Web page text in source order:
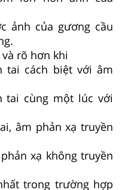
ảnh của gương cầu
rõ hơn khi
tai cách biệt với âm
tai cùng một lúc với
âm phản xạ truyền
xạ không truyền
trong trường hợp